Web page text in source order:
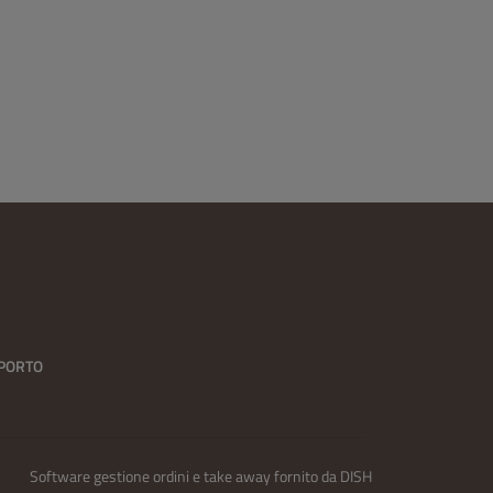
Software gestione ordini e take away fornito daDISH